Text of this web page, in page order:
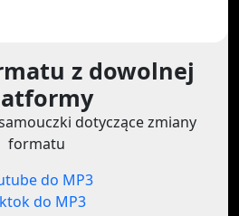
z dowolnej
dotyczące zmiany
formatu
do MP3
do MP3